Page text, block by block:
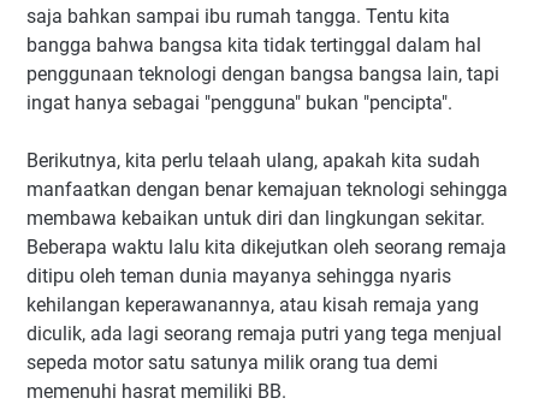
saja bahkan sampai ibu rumah tangga. Tentu kita
bangga bahwa bangsa kita tidak tertinggal dalam hal
penggunaan teknologi dengan bangsa bangsa lain, tapi
ingat hanya sebagai "pengguna" bukan "pencipta".
Berikutnya, kita perlu telaah ulang, apakah kita sudah
manfaatkan dengan benar kemajuan teknologi sehingga
membawa kebaikan untuk diri dan lingkungan sekitar.
Beberapa waktu lalu kita dikejutkan oleh seorang remaja
ditipu oleh teman dunia mayanya sehingga nyaris
kehilangan keperawanannya, atau kisah remaja yang
diculik, ada lagi seorang remaja putri yang tega menjual
sepeda motor satu satunya milik orang tua demi
memenuhi hasrat memiliki BB.